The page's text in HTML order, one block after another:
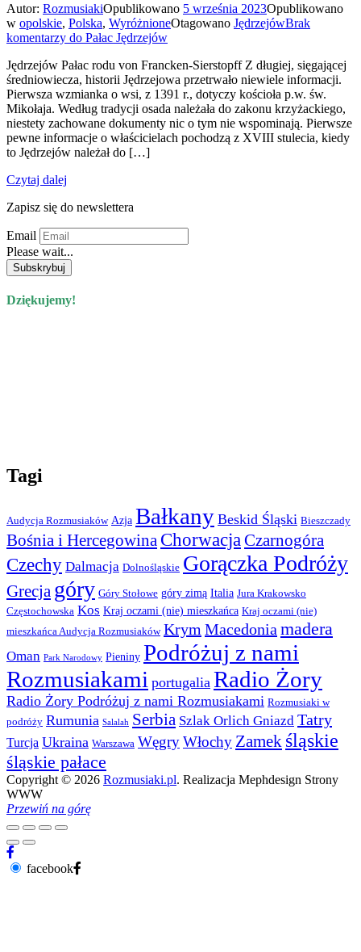
Autor: RozmusiakiOpublikowano 5 września 2023Opublikowano
w opolskie, Polska, WyróżnioneOtagowano JędrzejówBrak
komentarzy do Pałac Jędrzejów
Jędrzejów Pałac rodu von Francken-Sierstopff Z długiej, sięgającej
średniowiecza, historii Jędrzejowa przetrwało niewiele informacji.
Pierwsza wzmianka o wsi, z 1391 r., dotyczy kościoła p.w. św.
Mikołaja. Według tradycji osada należała do zakonu krzyżackiego,
niestety zachowane dokumenty nic o tym nie wspominają. Pierwsze
pewne informacje o właścicielach pochodzą z XVIII stulecia, kiedy
to Jędrzejów należał do […]
Czytaj dalej
Zapisz się do newslettera
Email
Please wait...
Dziękujemy!
Tagi
Audycja Rozmusiaków Azja Bałkany Beskid Śląski Bieszczady
Bośnia i Hercegowina Chorwacja Czarnogóra
Czechy Dalmacja Dolnośląskie Gorączka Podróży
Grecja góry Góry Stołowe góry zimą Italia Jura Krakowsko
Częstochowska Kos Kraj oczami (nie) mieszkańca Kraj oczami (nie)
mieszkańca Audycja Rozmusiaków Krym Macedonia madera
Oman Park Narodowy Pieniny Podróżuj z nami
Rozmusiakami portugalia Radio Żory
Radio Żory Podróżuj z nami Rozmusiakami Rozmusiaki w
podróży Rumunia Salalah Serbia Szlak Orlich Gniazd Tatry
Turcja Ukraina Warszawa WęgryWłochy Zamek śląskie
śląskie pałace
Copyright © 2026 Rozmusiaki.pl. Realizacja Mephdesign Strony
WWW
Przewiń na górę
facebook